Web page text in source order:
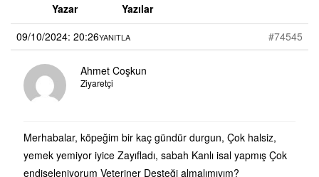
Yazar
Yazılar
09/10/2024: 20:26
#74545
YANITLA
Ahmet Coşkun
Ziyaretçi
Merhabalar, köpeğim bir kaç gündür durgun, Çok halsiz,
yemek yemiyor iyice Zayıfladı, sabah Kanlı isal yapmış Çok
endişeleniyorum Veteriner Desteği almalımıyım?